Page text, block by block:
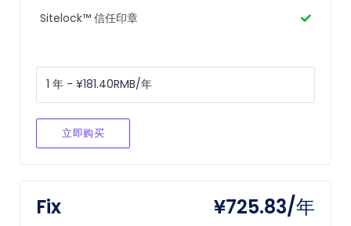
Sitelock™ 信任印章
立即购买
Fix ¥725.83/年